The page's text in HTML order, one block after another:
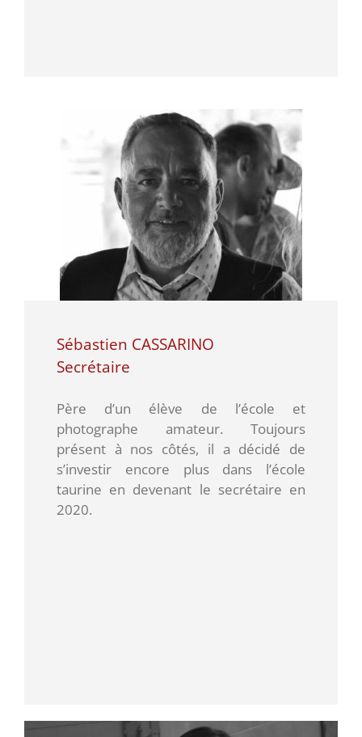
Sébastien CASSARINO
Secrétaire
Père d’un élève de l’école et
photographe amateur. Toujours
présent à nos côtés, il a décidé de
s’investir encore plus dans l’école
taurine en devenant le secrétaire en
2020.